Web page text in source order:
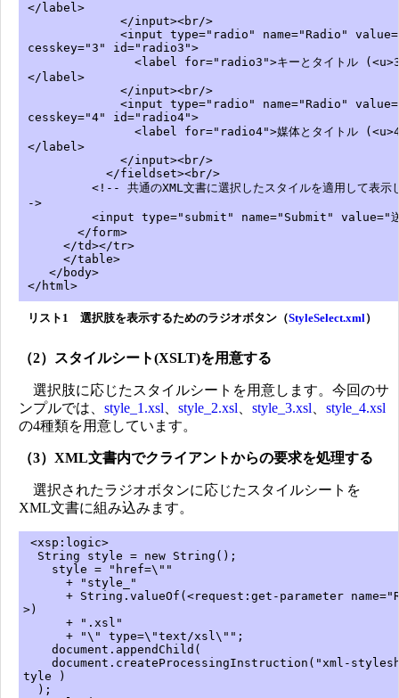
</label>
</input><br/>
<input type="radio" name="Radio"
cesskey="3" id="radio3">
<label for="radio3">キーとタイトル
</label>
</input><br/>
<input type="radio" name="Radio"
cesskey="4" id="radio4">
<label for="radio4">媒体とタイトル
</label>
</input><br/>
</fieldset><br/>
<!-- 共通のXML文書に選択したスタイルを適用して表示
->
<input type="submit" name="Submit" value="
</form>
</td></tr>
</table>
</body>
</html>
リスト1 選択肢を表示するためのラジオボタン（StyleSelect.xml）
（2）スタイルシート(XSLT)を用意する
選択肢に応じたスタイルシートを用意します。今回のサ
ンプルでは、 style_1.xsl style_2.xsl style_3.xsl
style_4.xsl
の4種類を用意しています。
（3）XML文書内でクライアントからの要求を処理する
選択されたラジオボタンに応じたスタイルシートを
XML文書に組み込みます。
<xsp:logic>
String style = new String();
style = "href=\""
+ "style_"
+ String.valueOf(<request:get-parameter
>)
+ ".xsl"
+ "\" type=\"text/xsl\"";
document.appendChild(
document.createProcessingInstruction("xml-
tyle )
);